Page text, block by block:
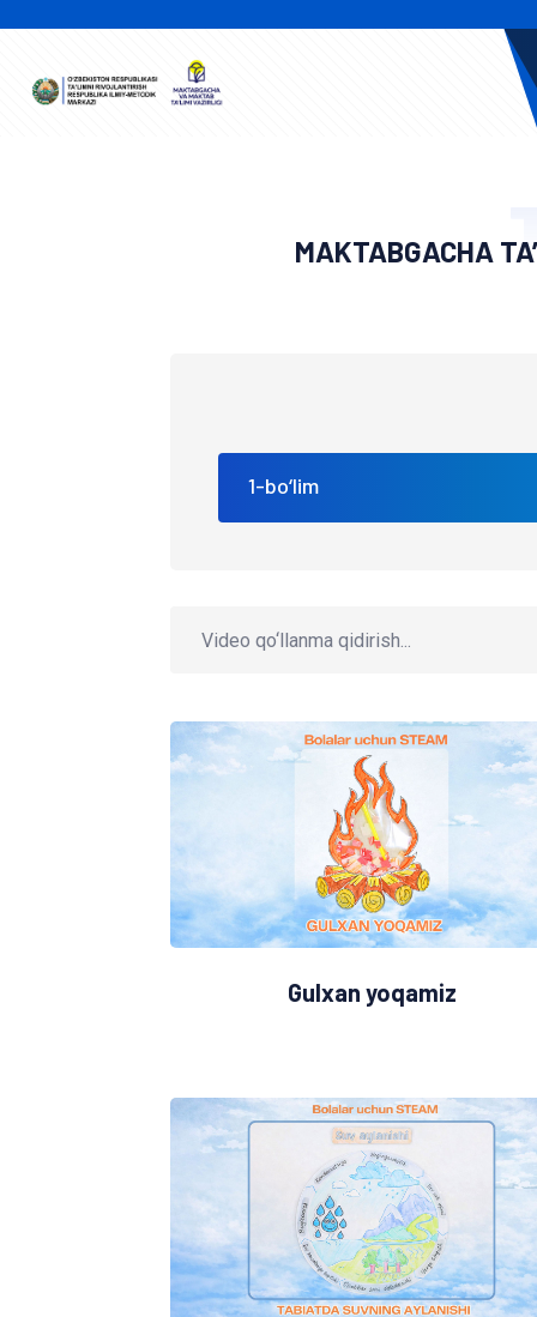
MAKTABGACHA
1-bo‘lim
Gulxan yoqamiz